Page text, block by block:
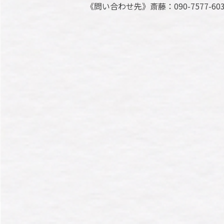
《問い合わせ先》斎藤：090-7577-